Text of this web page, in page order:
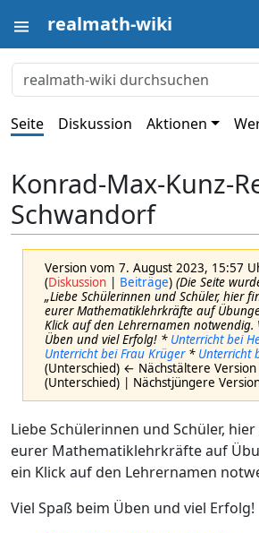
realmath-wiki
Seite Diskussion Aktionen
Konrad-Max-Kunz-
Schwandorf
Version vom 7. August 2023, 15:57
(Diskussion | Beiträge) (Die Seite
„Liebe Schülerinnen und Schüler, hier
eurer Mathematiklehrkräfte auf
Klick auf den Lehrernamen notwendig.
Üben und viel Erfolg! *Unterricht bei
Unterricht bei Frau Krüger*Unterricht
(Unterschied) ← Nächstältere
(Unterschied) | Nächstjüngere
Liebe Schülerinnen und Schüler,
eurer Mathematiklehrkräfte auf
ein Klick auf den Lehrernamen
Viel Spaß beim Üben und viel Erfolg!